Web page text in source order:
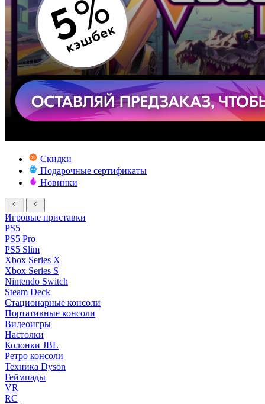
Скидки
Подарочные сертификаты
Новинки
Игровые приставки
PS5
PS5 Pro
PS5 Slim
Xbox Series X
Xbox Series S
Nintendo Switch
Steam Deck
Стационарные консоли
Портативные консоли
Видеоигры
Настолки
Колонки JBL
Ретро консоли
Техника Dyson
Геймпады
VR
RC